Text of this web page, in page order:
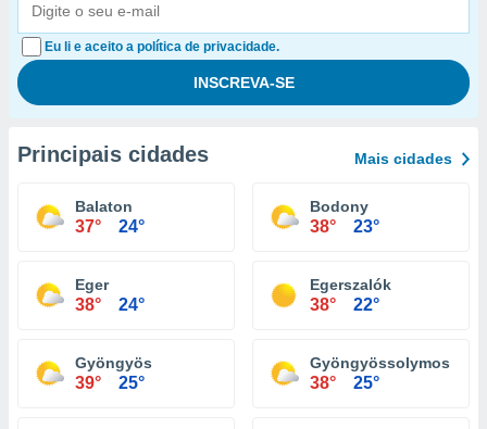
Eu li e aceito a política de privacidade.
Principais cidades Mais cidades
Balaton
37° 24°
Bodony
38° 23°
Eger
38° 24°
Egerszalók
38° 22°
Gyöngyös
39° 25°
Gyöngyössolymos
38° 25°